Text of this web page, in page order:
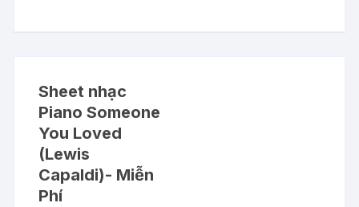
Sheet nhạc
Piano Someone
You Loved
(Lewis
Capaldi)- Miễn
Phí